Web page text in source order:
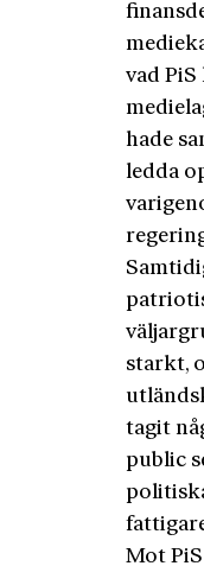
vad
hade
ledda
starkt,
tagit
public
Mot